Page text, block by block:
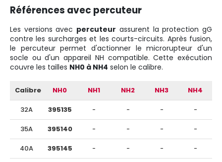
Références avec percuteur
Les versions avec percuteur assurent la protection gG
contre les surcharges et les courts-circuits. Après fusion,
le percuteur permet d'actionner le microrupteur d'un
socle ou d'un appareil NH compatible. Cette exécution
couvre les tailles NH0 à NH4 selon le calibre.
Calibre NH0 NH1 NH2 NH3 NH4
32A 395135 - - - -
35A 395140 - - - -
40A 395145 - - - -